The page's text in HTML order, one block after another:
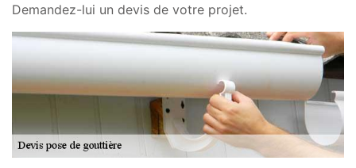
Demandez-lui un devis de votre projet.